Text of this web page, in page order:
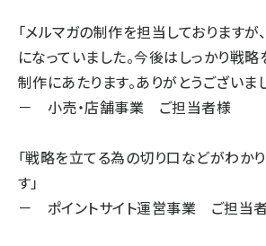
「メルマガの制作を担当しております
になっていました。今後はしっかり戦
制作にあたります。ありがとうございま
－ 小売・店舗事業 ご担当者様
「戦略を立てる為の切り口などがわか
す」
－ ポイントサイト運営事業 ご担当